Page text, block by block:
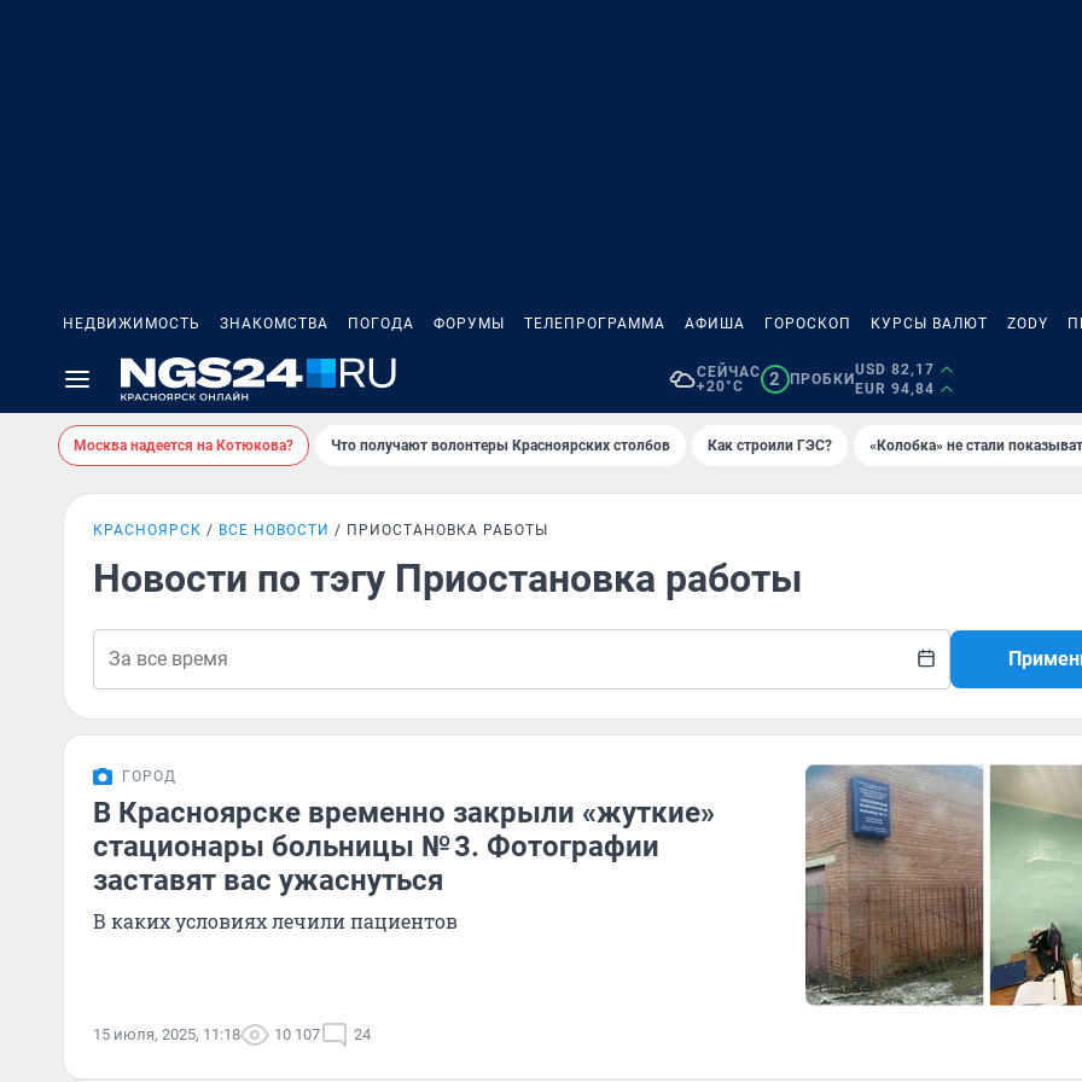
НЕДВИЖИМОСТЬ ЗНАКОМСТВА ПОГОДА ФОРУМЫ ТЕЛЕПРОГРАММА АФИША ГОРОСКОП КУРСЫ ВАЛЮТ ZODY
СЕЙЧАС
+20°C
2 ПРОБКИ
USD 82,17
EUR 94,84
Москва надеется на Котюкова? Что получают волонтеры Красноярских столбов Как строили ГЭС? «Колобка» не стали
КРАСНОЯРСК ВСЕ НОВОСТИ ПРИОСТАНОВКА РАБОТЫ
Новости по тэгу Приостановка работы
ГОРОД
В Красноярске временно закрыли «жуткие»
стационары больницы № 3. Фотографии
заставят вас ужаснуться
В каких условиях лечили пациентов
15 июля, 2025, 11:18 10 107 24